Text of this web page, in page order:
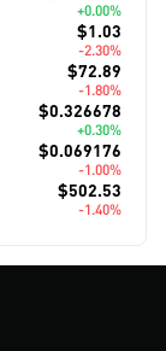
+0.00%
$1.03
-2.30%
$72.89
-1.80%
$0.326678
+0.30%
$0.069176
-1.00%
$502.53
-1.40%